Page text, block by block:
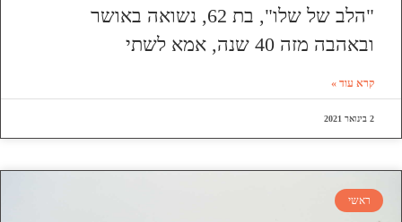
"הלב של שלו", בת 62, נשואה באושר
ובאהבה מזה 40 שנה, אמא לשתי
קרא עוד »
2 בינואר 2021
ראשי